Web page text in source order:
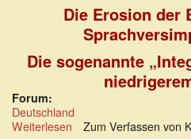
Die Erosion der
Die sogenannte
Forum:
Deutschland
Weiterlesen über
Zum Verfassen von